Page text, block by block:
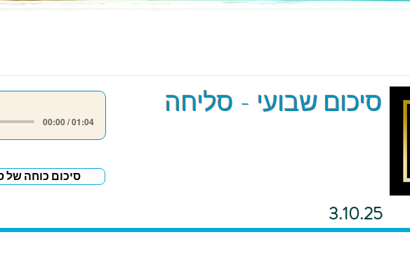
00:00 / 01:04
סיכום כוחה של
סיכום שבועי - סליחה
3.10.25